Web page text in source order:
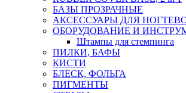
БАЗЫ ПРОЗРАЧНЫЕ
АКСЕССУАРЫ ДЛЯ
ОБОРУДОВАНИЕ И
Штампы для стемпинга
ПИЛКИ, БАФЫ
КИСТИ
БЛЕСК, ФОЛЬГА
ПИГМЕНТЫ